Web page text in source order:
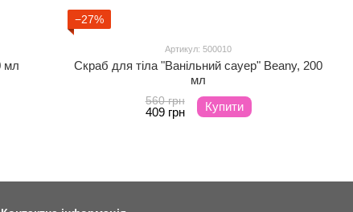
мл
−27%
Артикул: 500010
Скраб для тіла "Ванільний сауер" Beany, 200
мл
560 грн
409 грн Купити